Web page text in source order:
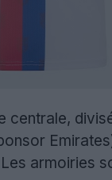
centrale,
armoiries